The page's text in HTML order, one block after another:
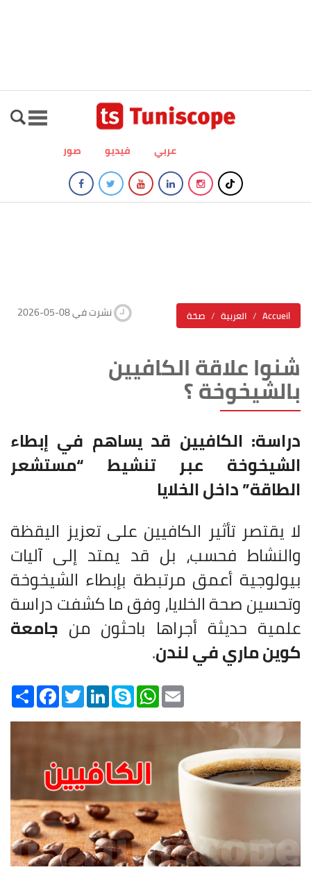
صور فيديو عربي
صحّة العربية Accueil 2026-05-08 نشرت في
شنوا علاقة الكافيين
بالشيخوخة ؟
دراسة: الكافيين قد يساهم في إبطاء
الشيخوخة عبر تنشيط “مستشعر
الطاقة” داخل الخلايا
لا يقتصر تأثير الكافيين على تعزيز اليقظة
والنشاط فحسب، بل قد يمتد إلى آليات
بيولوجية أعمق مرتبطة بإبطاء الشيخوخة
وتحسين صحة الخلايا، وفق ما كشفت دراسة
علمية حديثة أجراها باحثون من جامعة
كوين ماري في لندن.
Share
FacebookTwitterLinkedInSkype
WhatsAppEmail